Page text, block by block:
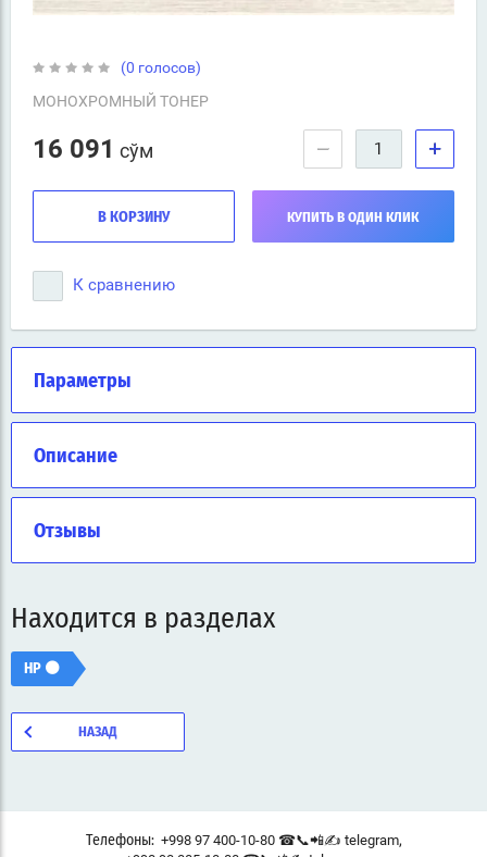
(0 голосов)
МОНОХРОМНЫЙ ТОНЕР
16 091 сўм − +
В КОРЗИНУ КУПИТЬ В ОДИН КЛИК
К сравнению
Параметры
Описание
Отзывы
Находится в разделах
HP ⚫
НАЗАД
Телефоны: +998 97 400-10-80 ☎📞📲✍ telegram,